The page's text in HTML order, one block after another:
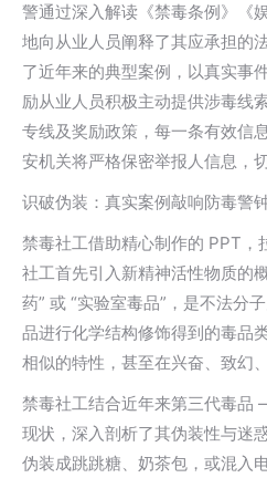
警通过深入解读《禁毒条例》《
地向从业人员阐释了其应承担的
了近年来的典型案例，以真实事
励从业人员积极主动提供涉毒线
专线及奖励政策，每一条有效信
安机关将严格保密举报人信息，
识破伪装：真实案例敲响防毒警
禁毒社工借助精心制作的 PPT，
社工首先引入新精神活性物质的
药” 或 “实验室毒品”，是不法分
品进行化学结构修饰得到的毒品
相似的特性，甚至在兴奋、致幻
禁毒社工结合近年来第三代毒
现状，深入剖析了其伪装性与迷
伪装成跳跳糖、奶茶包，或混入